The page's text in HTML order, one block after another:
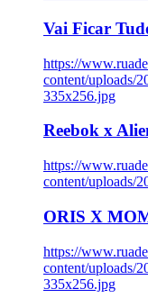
Vai Ficar
https://
content/uploads/
335x256.jpg
Reebok x
https://
content/uploads/
ORIS X
https://
content/uploads/
335x256.jpg